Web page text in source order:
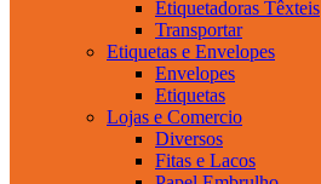
Etiquetadoras Têxteis
Transportar
Etiquetas e Envelopes
Envelopes
Etiquetas
Lojas e Comercio
Diversos
Fitas e Lacos